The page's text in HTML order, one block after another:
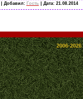
| Добавил: Гость | Дата: 21.08.2014
2006-